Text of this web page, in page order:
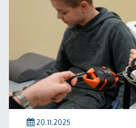
20.11.2025